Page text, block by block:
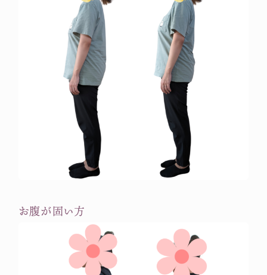
お腹が固い方